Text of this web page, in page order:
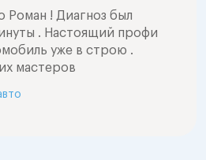
Роман ! Диагноз был
. Настоящий профи
уже в строю .
мастеров